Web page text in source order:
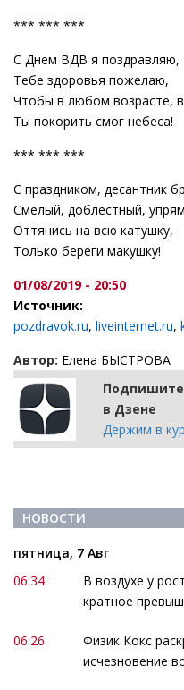
*** *** ***
С Днем ВДВ я поздравляю,
Тебе здоровья пожелаю,
Чтобы в любом возрасте,
Ты покорить смог небеса!
*** *** ***
С праздником, десантник
Смелый, доблестный,
Оттянись на всю катушку,
Только береги макушку!
01/08/2019 - 20:50
Источник:
pozdravok.ru, liveinternet.ru,
Автор: Елена БЫСТРОВА
в Дзене
Держим в
НОВОСТИ
пятница, 7 Авг
06:34
В воздухе у
кратное
06:26
Физик Кокс
исчезновение